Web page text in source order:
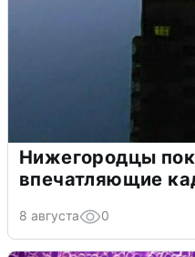
Нижегородцы
впечатляющие
8 августа 0